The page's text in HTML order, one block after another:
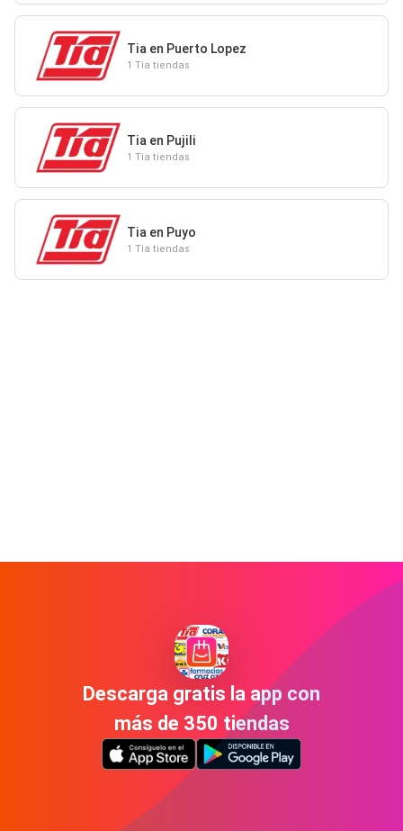
Tia en Puerto Lopez
1 Tia tiendas
Tia en Pujili
1 Tia tiendas
Tia en Puyo
1 Tia tiendas
Descarga gratis la app con
más de 350 tiendas